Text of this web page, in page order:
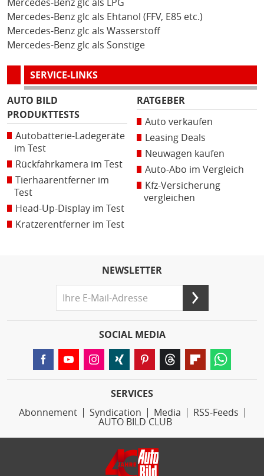
Mercedes-Benz glc als LPG
Mercedes-Benz glc als Ehtanol (FFV, E85 etc.)
Mercedes-Benz glc als Wasserstoff
Mercedes-Benz glc als Sonstige
SERVICE-LINKS
AUTO BILD
PRODUKTTESTS
Autobatterie-Ladegeräte
im Test
Rückfahrkamera im Test
Tierhaarentferner im
Test
Head-Up-Display im Test
Kratzerentferner im Test
RATGEBER
Auto verkaufen
Leasing Deals
Neuwagen kaufen
Auto-Abo im Vergleich
Kfz-Versicherung
vergleichen
NEWSLETTER
SOCIAL MEDIA
SERVICES
Abonnement
Syndication Media
RSS-Feeds
AUTO BILD CLUB